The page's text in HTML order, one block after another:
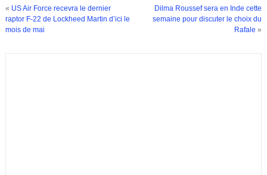
« US Air Force recevra le dernier
raptor F-22 de Lockheed Martin d’ici le
mois de mai
Dilma Roussef sera en Inde cette
semaine pour discuter le choix du
Rafale »